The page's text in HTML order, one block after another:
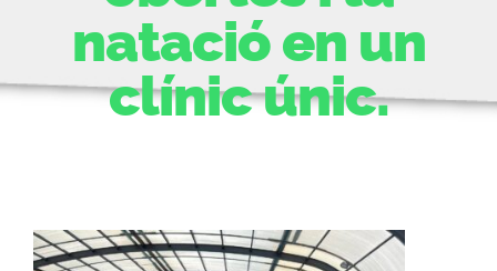
ACTIVITATS
CONTACTE
RESULTATS
natació en un
clínic únic.